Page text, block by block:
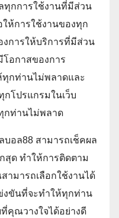
ทุกการใช้งานที่มีส่วน
ให้การใช้งานของทุก
การให้บริการที่มีส่วน
อกาสของการ
ทุกท่านไม่พลาดและ
กโปรแกรมในเว็บ
กท่านไม่พลาด
อล88 สามารถเช็คผล
สุด ทำให้การติดตาม
ามารถเลือกใช้งานได้
งขันที่จะทำให้ทุกท่าน
คุณวางใจได้อย่างดี